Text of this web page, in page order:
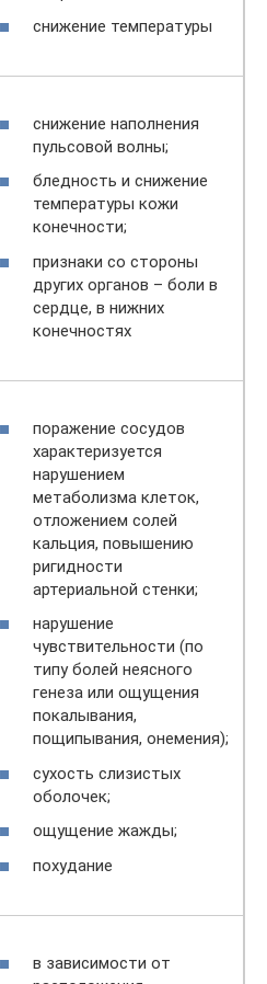
снижение температуры
снижение наполнения
пульсовой волны;
бледность и снижение
температуры кожи
конечности;
признаки со стороны
других органов – боли в
сердце, в нижних
конечностях
поражение сосудов
характеризуется
нарушением
метаболизма клеток,
отложением солей
кальция, повышению
ригидности
артериальной стенки;
нарушение
чувствительности (по
типу болей неясного
генеза или ощущения
покалывания,
пощипывания, онемения);
сухость слизистых
оболочек;
ощущение жажды;
похудание
в зависимости от